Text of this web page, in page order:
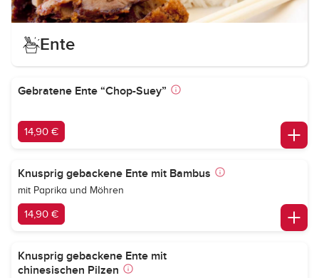
Ente
Gebratene Ente “Chop-Suey”
14,90 €
Knusprig gebackene Ente mit Bambus
mit Paprika und Möhren
14,90 €
Knusprig gebackene Ente mit
chinesischen Pilzen